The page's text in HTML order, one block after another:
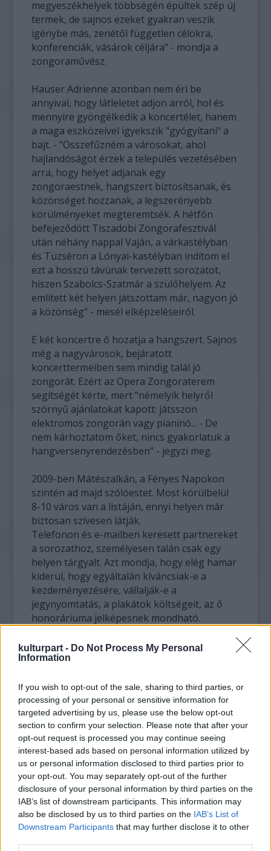
kulturpart - Do Not Process My Personal
Information
If you wish to opt-out of the sale, sharing to third parties, or
processing of your personal or sensitive information for
targeted advertising by us, please use the below opt-out
section to confirm your selection. Please note that after your
opt-out request is processed you may continue seeing
interest-based ads based on personal information utilized by
us or personal information disclosed to third parties prior to
your opt-out. You may separately opt-out of the further
disclosure of your personal information by third parties on the
IAB’s list of downstream participants. This information may
also be disclosed by us to third parties on the IAB’s List of
Downstream Participants that may further disclose it to other
megyeszékhelyek többségén épültek szép új
termek, de sajnos ezeket gyakran veszik
igénybe más, zenétől független célokra,
konferenciák, vásárok céljára" - mondja a
zongoraművész.
Hauser Adrienne azonban nem éri be
annyival, hogy látleletet adjon arról, hol és
mennyire gyöngélkedik a koncertélet, hanem
a maga eszközeivel igyekszik "gyógyítani" a
bajt. - "Összefűzném a városokat, ahol
hajlandóságot érzek a település vezetésében
arra, hogy helyet adjanak egy
zongoraestnek, hangszert biztosítsanak, és
közönséget hozzanak, a legszerényebb
körülményeket megteremtsék. A hétfőn
befejeződött Tiszadobi Zongorafesztivál
után néhány nappal Vaján, a várkastélyban
és Tuzséron a Lónyai-kastélyban indítom el
ezt a hosszú távúnak tervezett sorozatot,
hiszen Szabolcs-Szatmár a szülőhelyem. Az
említett két helyen játszottam már, nagyon jó
a közönség" - mesél elképzeléseiről.
E két koncertre ő hozatja a hangszert. Sajnos
még a nagyvárosok, bejáratott
koncerttermeiben sem mindig talál jó
zongorát. Ezért az Opera Zongoraterem
segítségét kérte, mert "némelyik helyről
szörnyű ajánlatokat kapott: játsszon
elektromos zongorán vagy pianínó... - De
nem kárhoztatom őket, nincs gyakorlatuk a
hangversenyrendezésben" - jegyzi meg.
2009-ben Mátészalkán, a Fényes Napokon
szintén ad majd szólóestet. Most körülbelül
8-10 város van a listáján, ennyi helyen már
biztosan szívesen látják.
Telefonon és e-mailben keresett partnereket
a sorozathoz, személyesen talán csak egy
helyen tárgyalt. Azt mondja, hogy elég hamar
kiderül, hogy egyáltalán kíváncsiak-e a
kezdeményezésére, vállalják-e a
jegynyomtatás, a plakátok költségeit, az ő
honoráriuma jelképesnek mondható.
Úgy véli, Budapesten nagyjából rendben van
a zongoraestek ügye, a Jakobi Koncert külön
sorozatot szervez minden évadban. De
Hauser Adrienne-nek az a meggyőződése,